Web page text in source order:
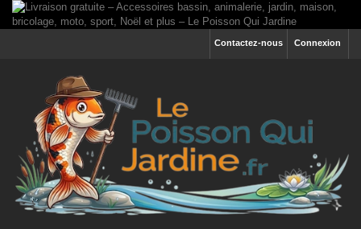
Connexion
Contactez-nous